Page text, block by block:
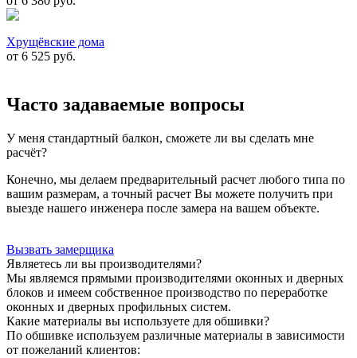
Хрущёвские дома
от 6 525 руб.
Часто задаваемые вопросы
У меня стандартный балкон, сможете ли вы сделать мне
расчёт?
Конечно, мы делаем предварительный расчет любого типа по
вашим размерам, а точный расчет Вы можете получить при
выезде нашего инженера после замера на вашем объекте.
Вызвать замерщика
Являетесь ли вы производителями?
Мы являемся прямыми производителями оконных и дверных
блоков и имеем собственное производство по переработке
оконных и дверных профильных систем.
Какие материалы вы используете для обшивки?
По обшивке используем различные материалы в зависимости
от пожеланий клиентов: